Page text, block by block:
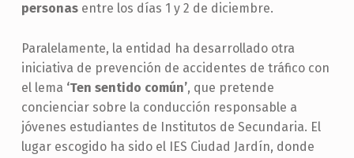
personasentre los días 1 y 2 de diciembre.
Paralelamente, la entidad ha desarrollado otra
iniciativa de prevención de accidentes de tráfico con
el lema ‘Ten sentido común’, que pretende
concienciar sobre la conducción responsable a
jóvenes estudiantes de Institutos de Secundaria. El
lugar escogido ha sido el IES Ciudad Jardín, donde